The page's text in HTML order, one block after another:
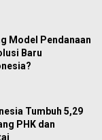
Model Pendanaan
Baru
Tumbuh 5,29
PHK dan